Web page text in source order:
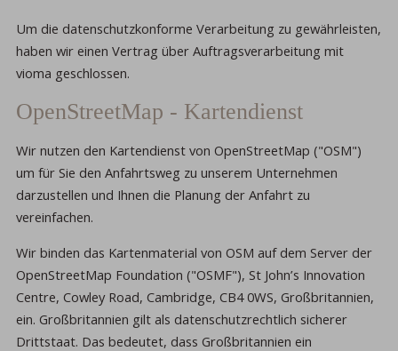
Um die datenschutzkonforme Verarbeitung zu gewährleisten,
haben wir einen Vertrag über Auftragsverarbeitung mit
vioma geschlossen.
OpenStreetMap - Kartendienst
Wir nutzen den Kartendienst von OpenStreetMap ("OSM")
um für Sie den Anfahrtsweg zu unserem Unternehmen
darzustellen und Ihnen die Planung der Anfahrt zu
vereinfachen.
Wir binden das Kartenmaterial von OSM auf dem Server der
OpenStreetMap Foundation ("OSMF"), St John’s Innovation
Centre, Cowley Road, Cambridge, CB4 0WS, Großbritannien,
ein. Großbritannien gilt als datenschutzrechtlich sicherer
Drittstaat. Das bedeutet, dass Großbritannien ein